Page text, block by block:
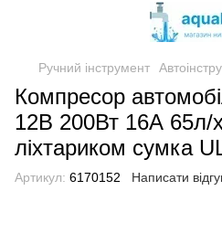
Ручний інструмент
Компресор
12В 200Вт 16А 65л/
ліхтариком сумка
Артикул: 6170152 Написати